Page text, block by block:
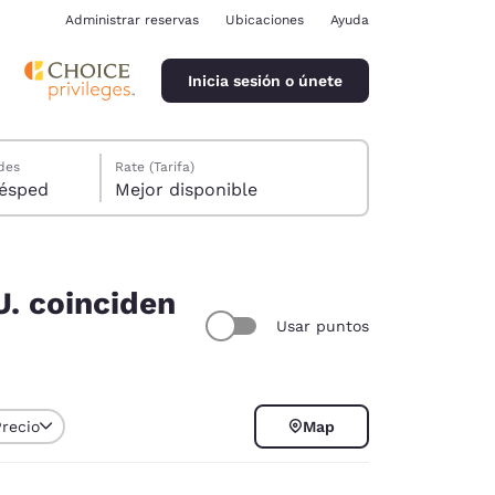
Administrar reservas Ubicaciones Ayuda
Inicia sesión o únete
1 huésped
Rate (Tarifa)
Mejor disponible
coinciden
Usar puntos
Map